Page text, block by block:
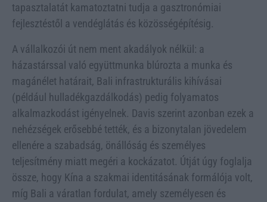
tapasztalatát kamatoztatni tudja a gasztronómiai
fejlesztéstől a vendéglátás és közösségépítésig.
A vállalkozói út nem ment akadályok nélkül: a
házastárssal való együttmunka blúrozta a munka és
magánélet határait, Bali infrastrukturális kihívásai
(például hulladékgazdálkodás) pedig folyamatos
alkalmazkodást igényelnek. Davis szerint azonban ezek a
nehézségek erősebbé tették, és a bizonytalan jövedelem
ellenére a szabadság, önállóság és személyes
teljesítmény miatt megéri a kockázatot. Útját úgy foglalja
össze, hogy Kína a szakmai identitásának formálója volt,
míg Bali a váratlan fordulat, amely személyesen és